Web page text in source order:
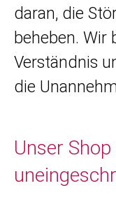
daran, die
beheben. Wir
Verständnis
die
Unser